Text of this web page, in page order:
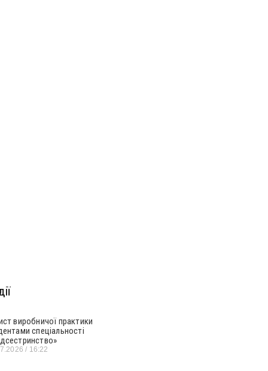
виробничої практики
спеціальності
16:22